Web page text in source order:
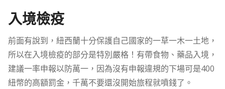
入境檢疫
前面有說到，紐西蘭十分保護自己國家的一草一木一土地，
所以在入境檢疫的部分是特別嚴格！有帶食物、藥品入境，
建議一率申報以防萬一，因為沒有申報違規的下場可是400
紐幣的高額罰金，千萬不要還沒開始旅程就噴錢了。